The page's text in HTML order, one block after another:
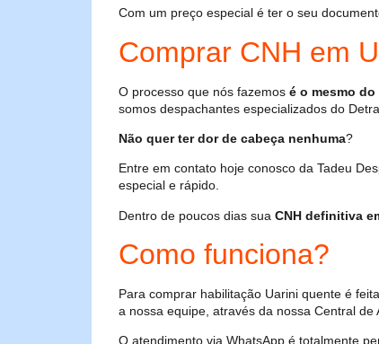
Com um preço especial é ter o seu
Comprar CNH em
O processo que nós fazemos é o mesmo do
somos despachantes especializados do
Não quer ter dor de cabeça nenhuma?
Entre em contato hoje conosco da Tadeu
especial e rápido.
Dentro de poucos dias sua CNH definitiva
Como funciona?
Para comprar habilitação Uarini quente é
a nossa equipe, através da nossa Central
O atendimento via WhatsApp é totalmente